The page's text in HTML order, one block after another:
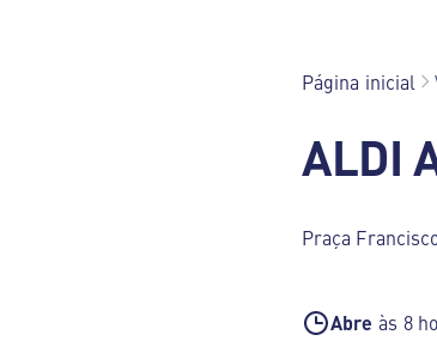
Página inicial
ALDI
Praça
Abre às 8